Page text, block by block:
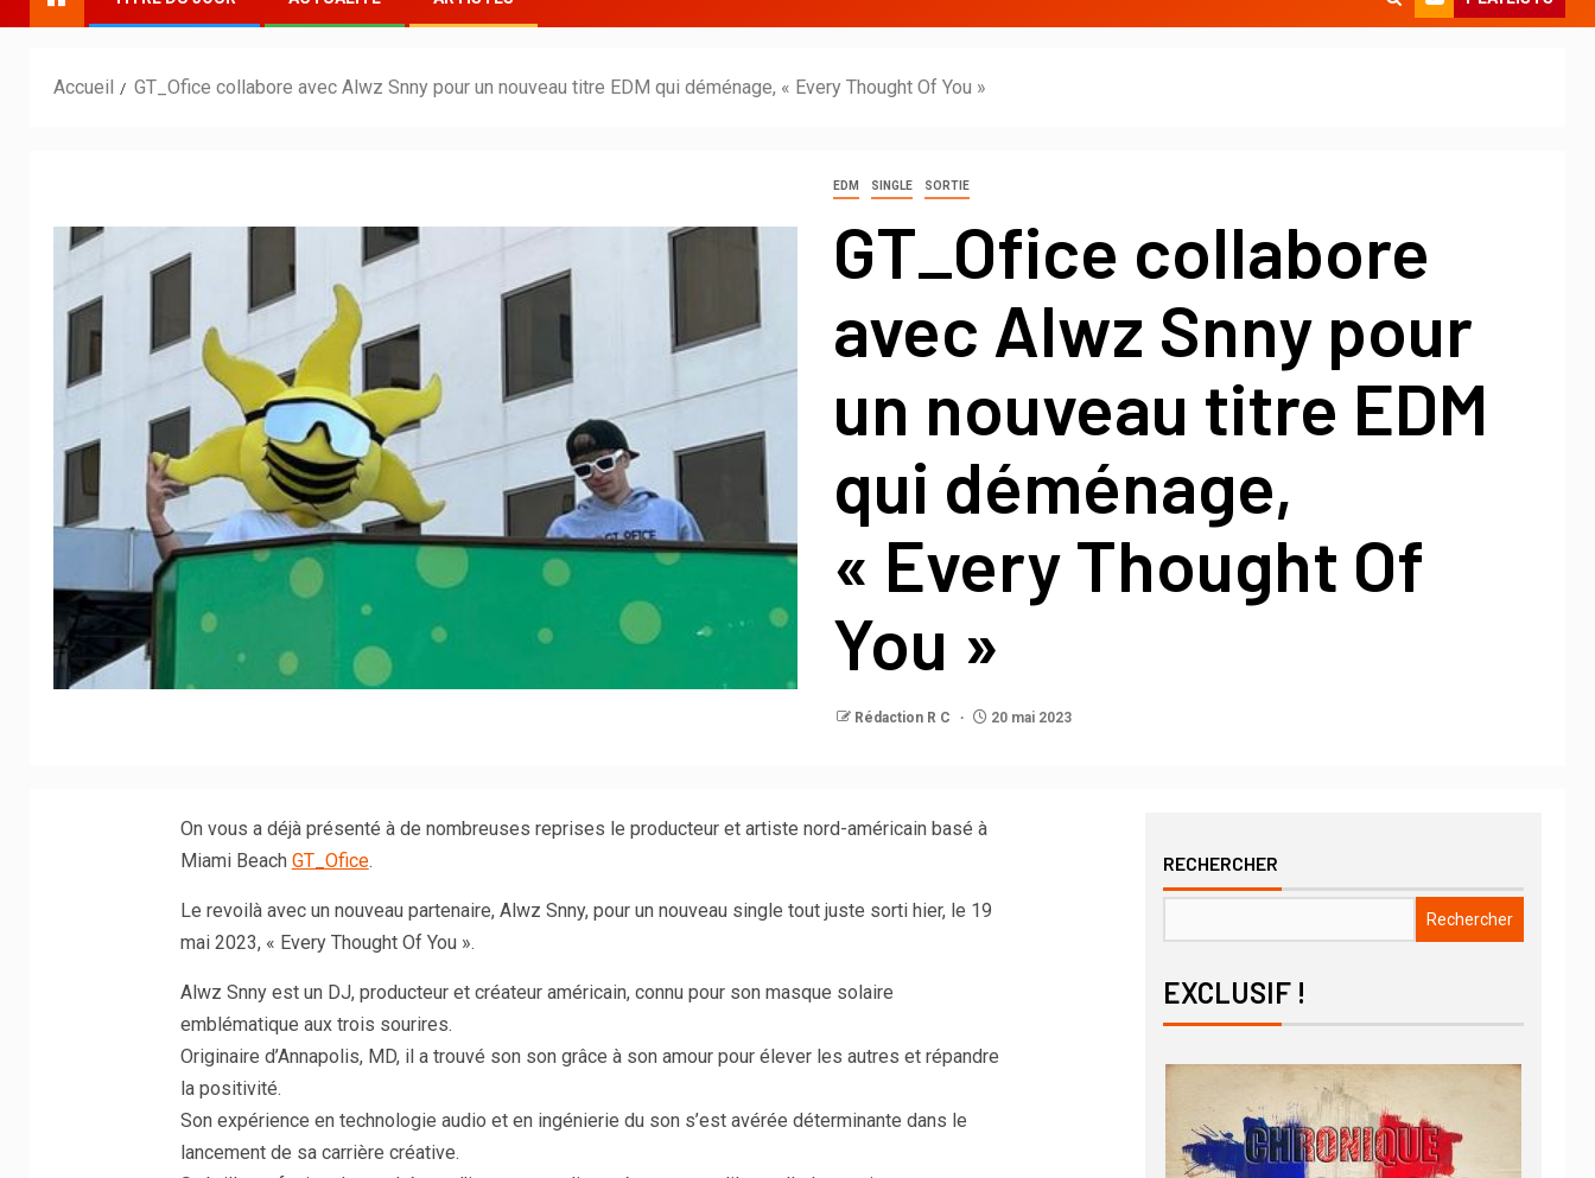
Accueil GT_Ofice collabore avec Alwz Snny pour un nouveau titre EDM qui déménage, « Every Thought Of You »
EDM SINGLE SORTIE
GT_Ofice collabore
avec Alwz Snny pour
un nouveau titre EDM
qui déménage,
« Every Thought Of
You »
Rédaction R C 20 mai 2023
On vous a déjà présenté à de nombreuses reprises le producteur et artiste nord-américain basé à
Miami Beach GT_Ofice.
Le revoilà avec un nouveau partenaire, Alwz Snny, pour un nouveau single tout juste sorti hier, le 19
mai 2023, « Every Thought Of You ».
Alwz Snny est un DJ, producteur et créateur américain, connu pour son masque solaire
emblématique aux trois sourires.
Originaire d’Annapolis, MD, il a trouvé son son grâce à son amour pour élever les autres et répandre
la positivité.
Son expérience en technologie audio et en ingénierie du son s’est avérée déterminante dans le
lancement de sa carrière créative.
RECHERCHER
Rechercher
EXCLUSIF !